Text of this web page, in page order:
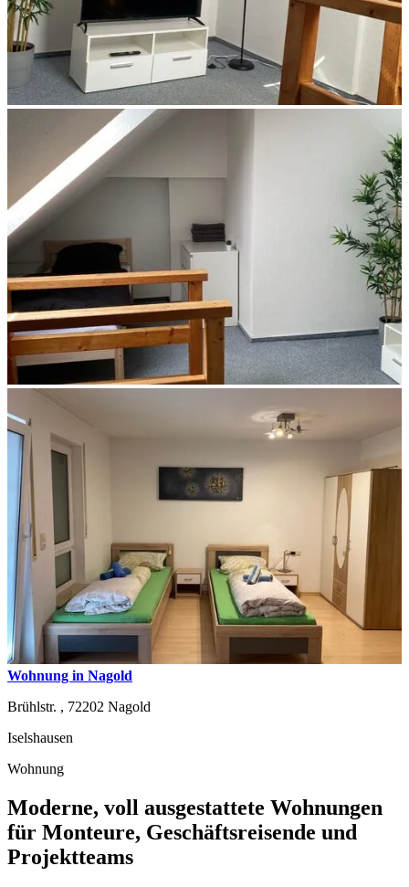
Wohnung in Nagold
Brühlstr. , 72202 Nagold
Iselshausen
Wohnung
Moderne, voll ausgestattete Wohnungen
für Monteure, Geschäftsreisende und
Projektteams